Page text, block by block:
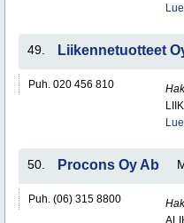
49. Liikennetuotteet
Puh. 020 456 810
50. Procons Oy Ab
Puh. (06) 315 8800